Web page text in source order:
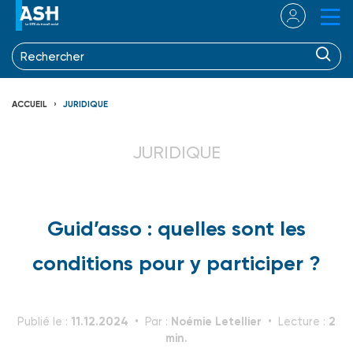
ACCUEIL JURIDIQUE
JURIDIQUE
Guid’asso : quelles sont les
conditions pour y participer ?
Publié le : 11.12.2024 Par : Noémie Letellier Lecture : 2
min.